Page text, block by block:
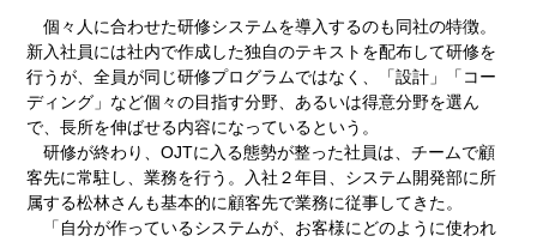
個々人に合わせた研修システムを導入するのも同社の特徴。
新入社員には社内で作成した独自のテキストを配布して研修を
行うが、全員が同じ研修プログラムではなく、「設計」「コー
ディング」など個々の目指す分野、あるいは得意分野を選ん
で、長所を伸ばせる内容になっているという。
研修が終わり、OJTに入る態勢が整った社員は、チームで顧
客先に常駐し、業務を行う。入社２年目、システム開発部に所
属する松林さんも基本的に顧客先で業務に従事してきた。
「自分が作っているシステムが、お客様にどのように使われ